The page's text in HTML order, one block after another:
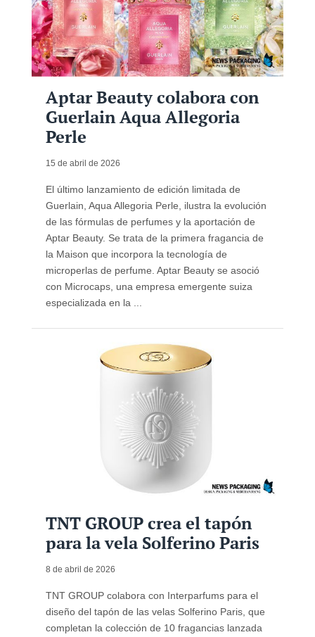
Aptar Beauty colabora con
Guerlain Aqua Allegoria
Perle
15 de abril de 2026
El último lanzamiento de edición limitada de
Guerlain, Aqua Allegoria Perle, ilustra la evolución
de las fórmulas de perfumes y la aportación de
Aptar Beauty. Se trata de la primera fragancia de
la Maison que incorpora la tecnología de
microperlas de perfume. Aptar Beauty se asoció
con Microcaps, una empresa emergente suiza
especializada en la ...
TNT GROUP crea el tapón
para la vela Solferino Paris
8 de abril de 2026
TNT GROUP colabora con Interparfums para el
diseño del tapón de las velas Solferino Paris, que
completan la colección de 10 fragancias lanzada